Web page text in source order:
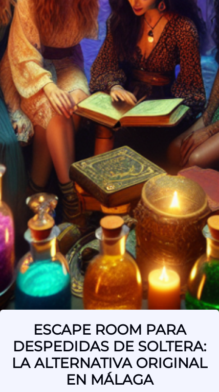
ESCAPE ROOM PARA
DESPEDIDAS DE SOLTERA:
LA ALTERNATIVA ORIGINAL
EN MÁLAGA